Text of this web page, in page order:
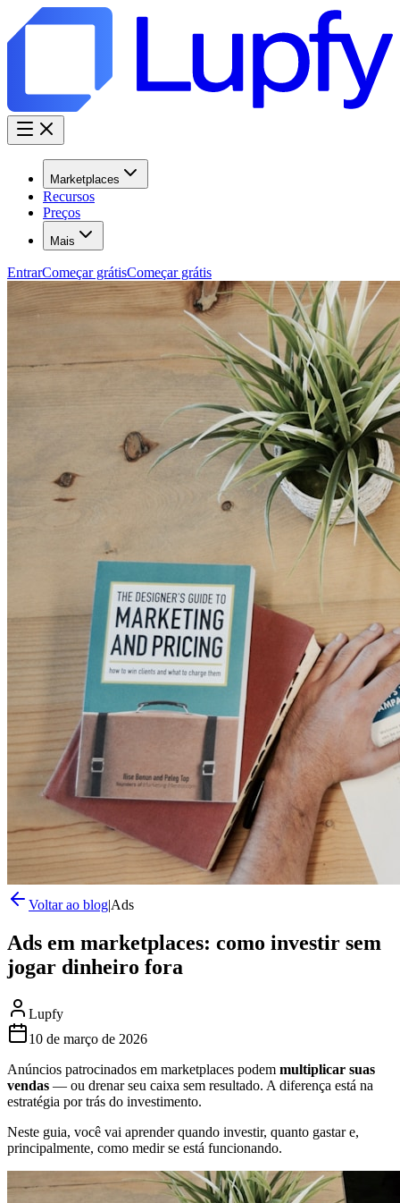
Marketplaces
Recursos
Preços
Mais
EntrarComeçar grátisComeçar grátis
Voltar ao blog|Ads
Ads em marketplaces: como investir sem
jogar dinheiro fora
Lupfy
10 de março de 2026
Anúncios patrocinados em marketplaces podem multiplicar suas
vendas — ou drenar seu caixa sem resultado. A diferença está na
estratégia por trás do investimento.
Neste guia, você vai aprender quando investir, quanto gastar e,
principalmente, como medir se está funcionando.